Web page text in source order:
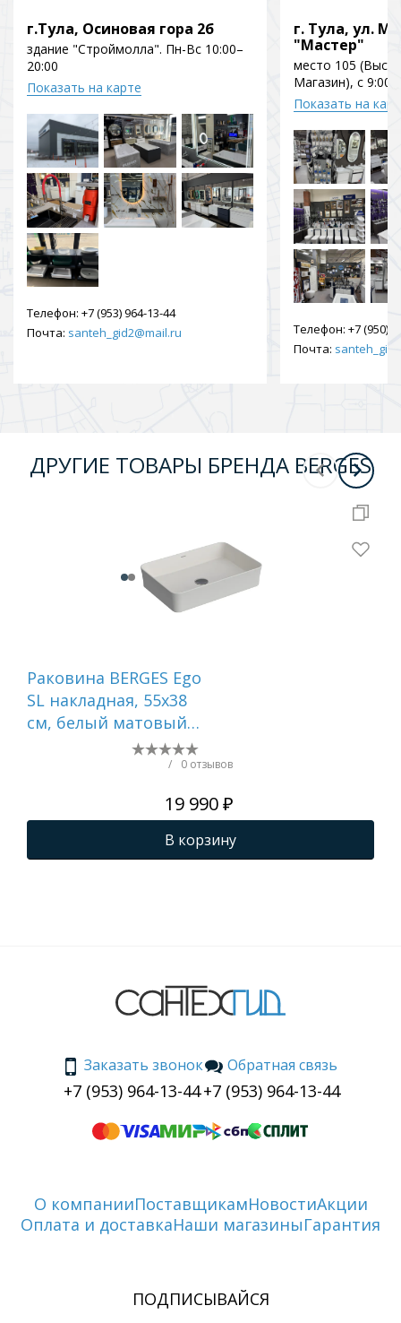
г.Тула, Осиновая гора 2б
здание "Строймолла". Пн-Вс 10:00–
20:00
Показать на карте
Телефон: +7 (953) 964-13-44
Почта: santeh_gid2@mail.ru
г. Тула, ул.
"Мастер"
место 105
Магазин), с 9:00
Показать на
Телефон: +7 (950)
Почта:
ДРУГИЕ ТОВАРЫ БРЕНДА BERGES
Раковина BERGES Ego
SL накладная, 55x38
см, белый матовый,
без отверстия под
/ 0 отзывов
19 990 ₽
В корзину
Заказать звонок
+7 (953) 964-13-44
Обратная связь
+7 (953) 964-13-44
О компанииПоставщикамНовостиАкции
Оплата и доставкаНаши магазиныГарантия
ПОДПИСЫВАЙСЯ